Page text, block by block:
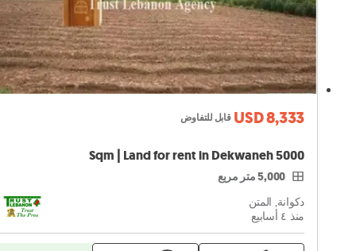
USD 8,333 قابل للتفاوض
5000 Sqm | Land for rent in Dekwaneh
5,000 متر مربع
دكوانة, المتن
منذ ٤ أسابيع